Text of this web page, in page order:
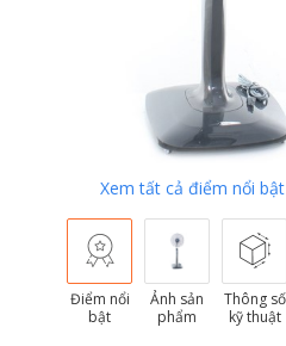
Xem tất cả điểm nổi bật
Điểm nổi
bật
Ảnh sản
phẩm
Thông số
kỹ thuật